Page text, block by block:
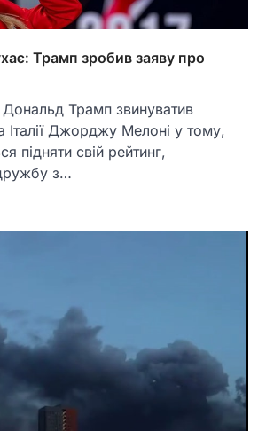
Трамп зробив заяву про
Трамп звинуватив
Італії Джорджу Мелоні у тому,
підняти свій рейтинг,
з…